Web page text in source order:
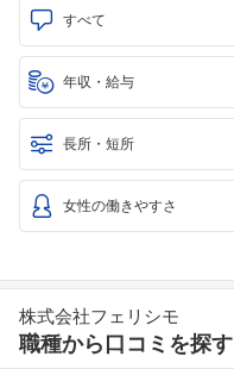
すべて
年収・給与
長所・短所
女性の働きやすさ
株式会社フェリシモ
職種から口コミを探す